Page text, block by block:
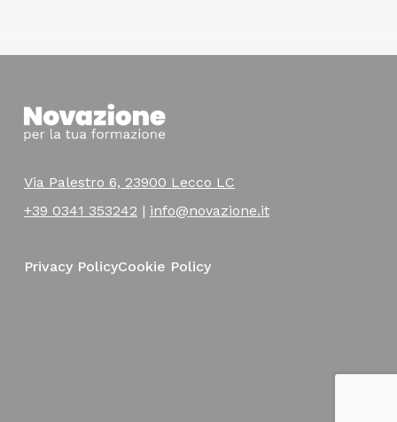
Via Palestro 6, 23900 Lecco LC
+39 0341 353242 | info@novazione.it
Privacy PolicyCookie Policy